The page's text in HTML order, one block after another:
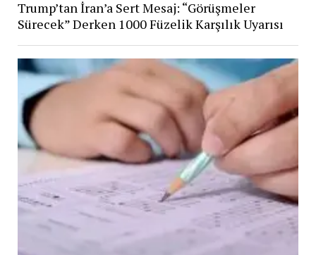
Trump’tan İran’a Sert Mesaj: “Görüşmeler
Sürecek” Derken 1000 Füzelik Karşılık Uyarısı